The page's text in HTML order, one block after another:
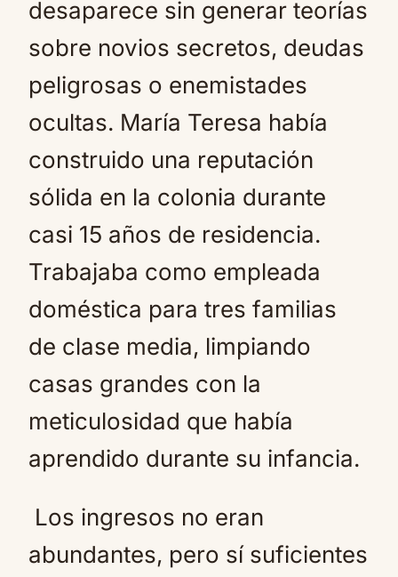
desaparece sin generar teorías
sobre novios secretos, deudas
peligrosas o enemistades
ocultas. María Teresa había
construido una reputación
sólida en la colonia durante
casi 15 años de residencia.
Trabajaba como empleada
doméstica para tres familias
de clase media, limpiando
casas grandes con la
meticulosidad que había
aprendido durante su infancia.
Los ingresos no eran
abundantes, pero sí suficientes